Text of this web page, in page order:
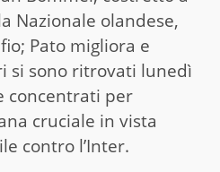
Nazionale olandese,
Pato migliora e
si sono ritrovati lunedì
concentrati per
cruciale in vista
contro l’Inter.